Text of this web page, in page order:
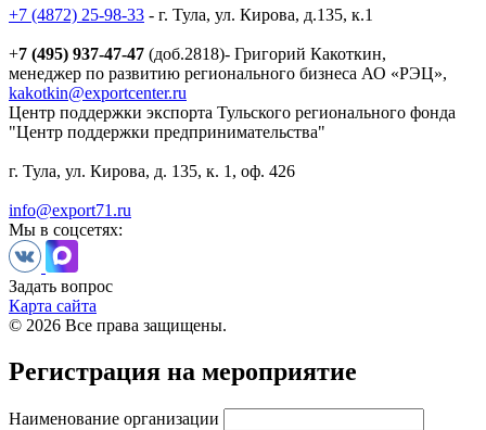
+7 (4872) 25-98-33 - г. Тула, ул. Кирова, д.135, к.1
+7 (495) 937-47-47 (доб.2818)- Григорий Какоткин,
менеджер по развитию регионального бизнеса АО «РЭЦ»,
kakotkin@exportcenter.ru
Центр поддержки экспорта Тульского регионального фонда
"Центр поддержки предпринимательства"
г. Тула, ул. Кирова, д. 135, к. 1, оф. 426
info@export71.ru
Мы в соцсетях:
Задать вопрос
Карта сайта
© 2026 Все права защищены.
Регистрация на мероприятие
Наименование организации